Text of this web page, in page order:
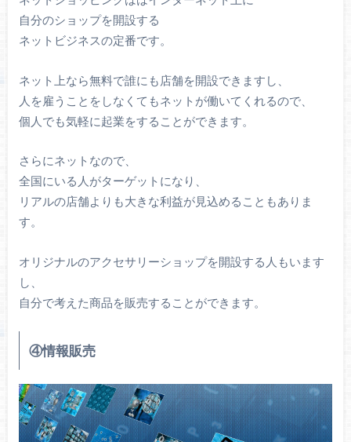
自分のショップを開設する
ネットビジネスの定番です。
ネット上なら無料で誰にも店舗を開設できますし、
人を雇うことをしなくてもネットが働いてくれるので、
個人でも気軽に起業をすることができます。
さらにネットなので、
全国にいる人がターゲットになり、
リアルの店舗よりも大きな利益が見込めることもありま
す。
オリジナルのアクセサリーショップを開設する人もいます
し、
自分で考えた商品を販売することができます。
④情報販売